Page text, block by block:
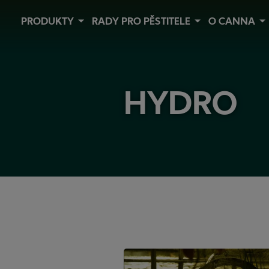
PRODUKTY RADY PRO PĚSTITELE O CANNA
HYDRO
Hnojiva
z
Pěstování